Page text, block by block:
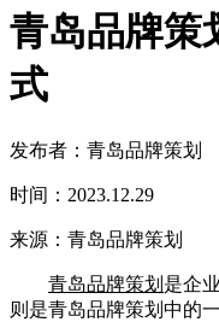
青岛品牌策
式
发布者：青岛品牌策划
时间：2023.12.29
来源：青岛品牌策划
青岛品牌策划 是企
则是青岛品牌策划中的